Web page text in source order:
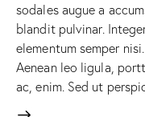
sodales augue a
blandit pulvinar.
elementum semper
Aenean leo ligula,
ac, enim. Sed ut